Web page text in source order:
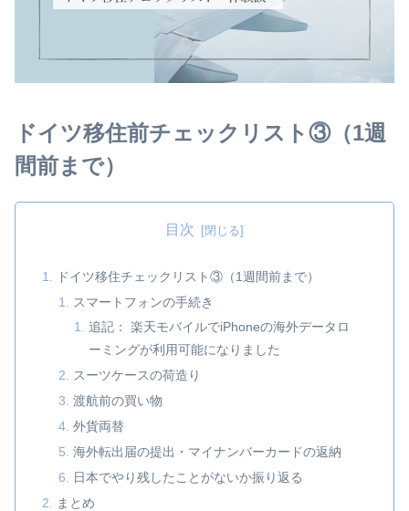
ドイツ移住前チェックリスト③（1週
間前まで）
目次
ドイツ移住チェックリスト③（1週間前まで）
スマートフォンの手続き
追記： 楽天モバイルでiPhoneの海外データロ
ーミングが利用可能になりました
スーツケースの荷造り
渡航前の買い物
外貨両替
海外転出届の提出・マイナンバーカードの返納
日本でやり残したことがないか振り返る
まとめ